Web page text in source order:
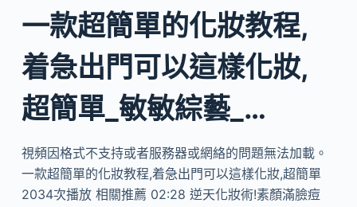
一款超簡單的化妝教程,
着急出門可以這樣化妝,
超簡單_敏敏綜藝_…
視頻因格式不支持或者服務器或網絡的問題無法加載。
一款超簡單的化妝教程,着急出門可以這樣化妝,超簡單
2034次播放 相關推薦 02:28 逆天化妝術!素顏滿臉痘